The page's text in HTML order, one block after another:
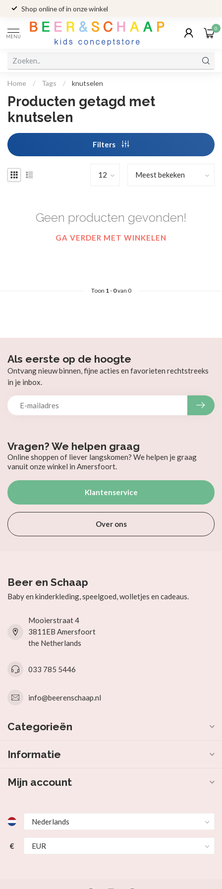
Shop online of in onze winkel
MENU
0
Home / Tags / knutselen
Producten getagd met
knutselen
Filters
Geen producten gevonden!
GA VERDER MET WINKELEN
Toon 1- 0van 0
Vragen? We helpen graag
Online shoppen of liever langskomen? We helpen je graag
vanuit onze winkel in Amersfoort.
Klantenservice
Over ons
Als eerste op de hoogte
Ontvang nieuw binnen, fijne acties en favorieten rechtstreeks
in je inbox.
Beer en Schaap
Baby en kinderkleding, speelgoed, wolletjes en cadeaus.
Mooierstraat 4
3811EB Amersfoort
the Netherlands
033 785 5446
info@beerenschaap.nl
Categorieën
Informatie
Mijn account
€